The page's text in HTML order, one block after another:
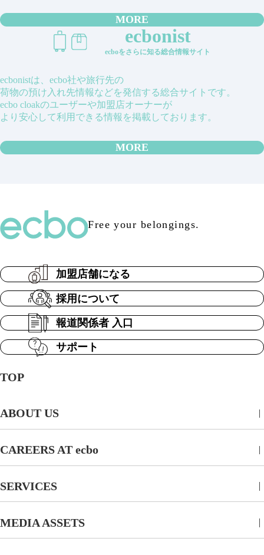
MORE
ecbonist
ecboをさらに知る総合情報サイト
ecbonistは、ecbo社や旅行先の
荷物の預け入れ先情報などを発信する総合サイトです。
ecbo cloakのユーザーや加盟店オーナーが
より安心して利用できる情報を掲載しております。
MORE
Free your belongings.
TOP
ABOUT US
CAREERS AT ecbo
SERVICES
MEDIA ASSETS
加盟店舗になる
採用について
報道関係者 入口
サポート